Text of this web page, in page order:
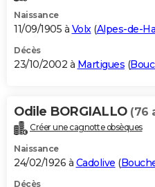
Naissance
11/09/1905 à Volx(Alpes-de-
Décès
23/10/2002 à Martigues (
Odile BORGIALLO (76
Créer une cagnotte obsèques
Naissance
24/02/1926 à Cadolive (
Décès